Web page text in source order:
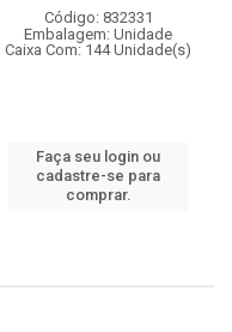
Código: 832331
Embalagem: Unidade
Caixa Com: 144 Unidade(s)
Faça seu login ou
cadastre-se para
comprar.